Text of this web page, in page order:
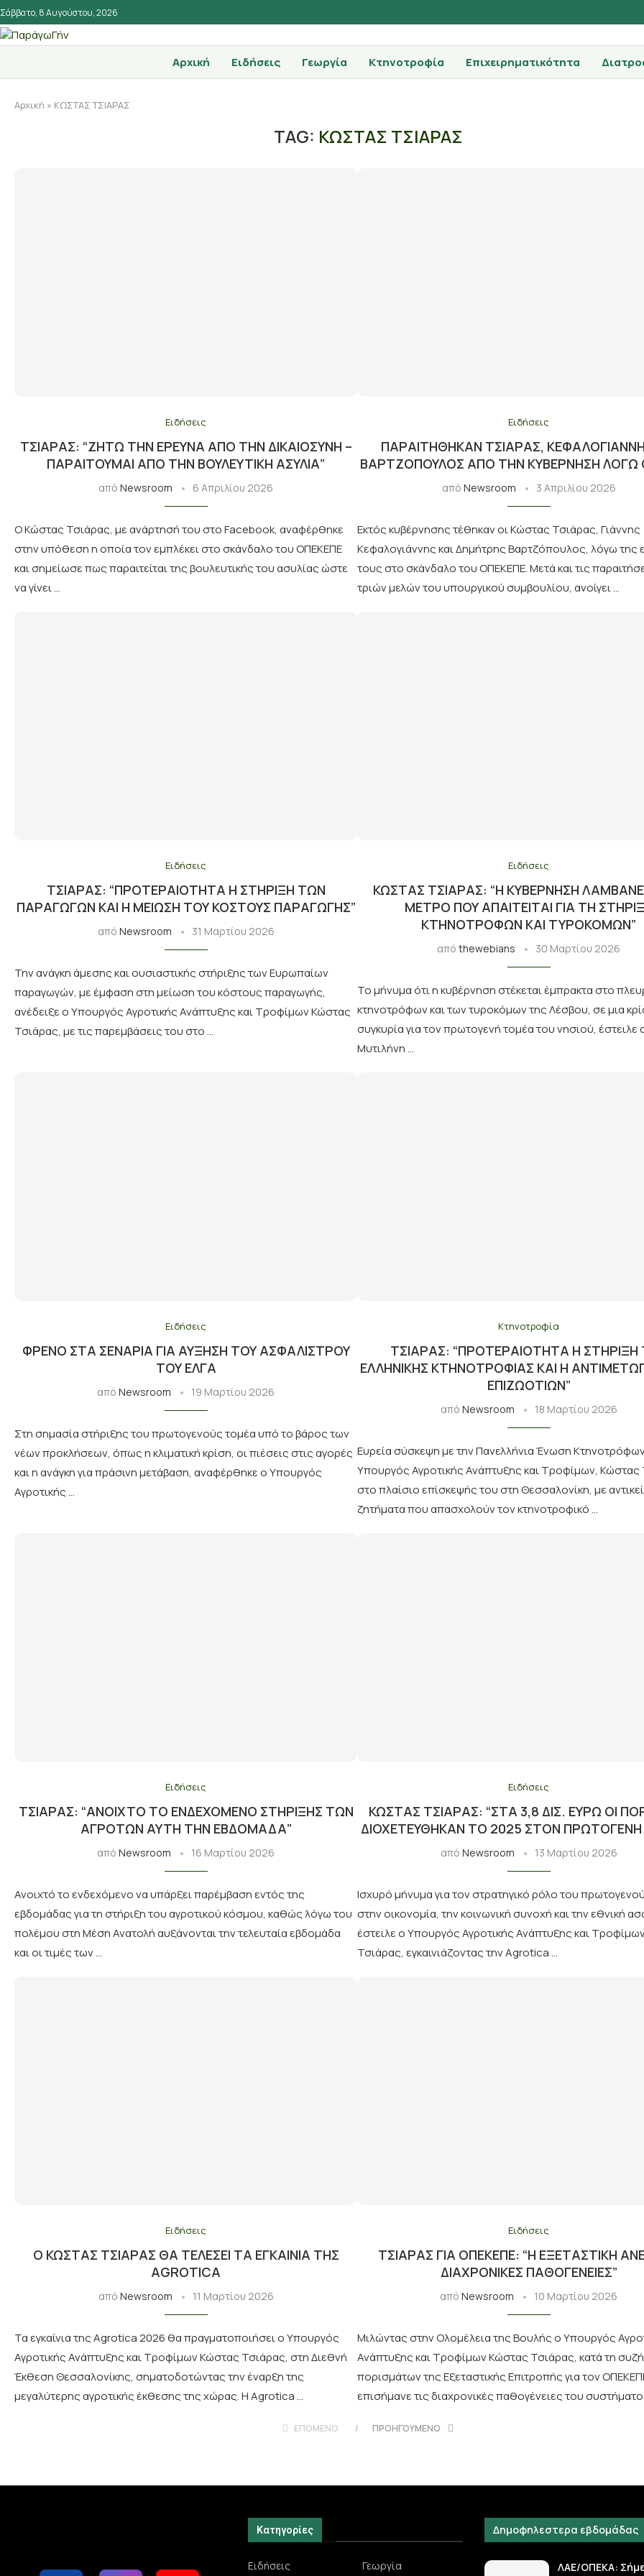
Σάββατο, 8 Αυγούστου, 2026
Αρχική Ειδήσεις Γεωργία Κτηνοτροφία Επιχειρηματικότητα
Αρχική » ΚΩΣΤΑΣ ΤΣΙΑΡΑΣ
TAG: ΚΩΣΤΑΣ ΤΣΙΑΡΑΣ
Ειδήσεις
ΤΣΙΆΡΑΣ: “ΖΗΤΏ ΤΗΝ ΈΡΕΥΝΑ ΑΠΌ ΤΗΝ ΔΙΚΑΙΟΣΎΝΗ –
ΠΑΡΑΙΤΟΎΜΑΙ ΑΠΌ ΤΗΝ ΒΟΥΛΕΥΤΙΚΉ ΑΣΥΛΊΑ”
από Newsroom 6 Απριλίου 2026
Ο Κώστας Τσιάρας, με ανάρτησή του στο Facebook, αναφέρθηκε
στην υπόθεση η οποία τον εμπλέκει στο σκάνδαλο του ΟΠΕΚΕΠΕ
και σημείωσε πως παραιτείται της βουλευτικής του ασυλίας ώστε
να γίνει …
Ειδήσεις
ΠΑΡΑΙΤΉΘΗΚΑΝ ΤΣΙΆΡΑΣ,
ΒΑΡΤΖΌΠΟΥΛΟΣ ΑΠΌ ΤΗΝ ΚΥΒΈΡΝΗΣΗ ΛΌΓΩ
από Newsroom 3 Απριλίου 2026
Εκτός κυβέρνησης τέθηκαν οι Κώστας Τσιάρας, Γιάννης
Κεφαλογιάννης και Δημήτρης Βαρτζόπουλος, λόγω της
τους στο σκάνδαλο του ΟΠΕΚΕΠΕ. Μετά και τις
τριών μελών του υπουργικού συμβουλίου, ανοίγει …
Ειδήσεις
ΤΣΙΆΡΑΣ: “ΠΡΟΤΕΡΑΙΌΤΗΤΑ Η ΣΤΉΡΙΞΗ ΤΩΝ
ΠΑΡΑΓΩΓΏΝ ΚΑΙ Η ΜΕΊΩΣΗ ΤΟΥ ΚΌΣΤΟΥΣ ΠΑΡΑΓΩΓΉΣ”
από Newsroom 31 Μαρτίου 2026
Την ανάγκη άμεσης και ουσιαστικής στήριξης των Ευρωπαίων
παραγωγών, με έμφαση στη μείωση του κόστους παραγωγής,
ανέδειξε ο Υπουργός Αγροτικής Ανάπτυξης και Τροφίμων Κώστας
Τσιάρας, με τις παρεμβάσεις του στο …
Ειδήσεις
ΚΏΣΤΑΣ ΤΣΙΆΡΑΣ: “Η ΚΥΒΈΡΝΗΣΗ
ΜΈΤΡΟ ΠΟΥ ΑΠΑΙΤΕΊΤΑΙ ΓΙΑ ΤΗ
ΚΤΗΝΟΤΡΌΦΩΝ ΚΑΙ ΤΥΡΟΚΌΜΩΝ”
από thewebians 30 Μαρτίου 2026
Το μήνυμα ότι η κυβέρνηση στέκεται έμπρακτα στο
κτηνοτρόφων και των τυροκόμων της Λέσβου, σε μια
συγκυρία για τον πρωτογενή τομέα του νησιού, έστειλε
Μυτιλήνη …
Ειδήσεις
ΦΡΈΝΟ ΣΤΑ ΣΕΝΆΡΙΑ ΓΙΑ ΑΎΞΗΣΗ ΤΟΥ ΑΣΦΆΛΙΣΤΡΟΥ
ΤΟΥ ΕΛΓΑ
από Newsroom 19 Μαρτίου 2026
Στη σημασία στήριξης του πρωτογενούς τομέα υπό το βάρος των
νέων προκλήσεων, όπως η κλιματική κρίση, οι πιέσεις στις αγορές
και η ανάγκη για πράσινη μετάβαση, αναφέρθηκε ο Υπουργός
Αγροτικής …
Κτηνοτροφία
ΤΣΙΆΡΑΣ: “ΠΡΟΤΕΡΑΙΌΤΗΤΑ Η ΣΤΉΡΙΞΗ
ΕΛΛΗΝΙΚΉΣ ΚΤΗΝΟΤΡΟΦΊΑΣ ΚΑΙ Η
ΕΠΙΖΩΟΤΙΏΝ”
από Newsroom 18 Μαρτίου 2026
Ευρεία σύσκεψη με την Πανελλήνια Ένωση
Υπουργός Αγροτικής Ανάπτυξης και Τροφίμων, Κώστας
στο πλαίσιο επίσκεψής του στη Θεσσαλονίκη, με
ζητήματα που απασχολούν τον κτηνοτροφικό …
Ειδήσεις
ΤΣΙΆΡΑΣ: “ΑΝΟΙΧΤΌ ΤΟ ΕΝΔΕΧΌΜΕΝΟ ΣΤΉΡΙΞΗΣ ΤΩΝ
ΑΓΡΟΤΏΝ ΑΥΤΉ ΤΗΝ ΕΒΔΟΜΆΔΑ”
από Newsroom 16 Μαρτίου 2026
Ανοιχτό το ενδεχόμενο να υπάρξει παρέμβαση εντός της
εβδομάδας για τη στήριξη του αγροτικού κόσμου, καθώς λόγω του
πολέμου στη Μέση Ανατολή αυξάνονται την τελευταία εβδομάδα
και οι τιμές των …
Ειδήσεις
ΚΏΣΤΑΣ ΤΣΙΆΡΑΣ: “ΣΤΑ 3,8 ΔΙΣ. ΕΥΡΏ ΟΙ
ΔΙΟΧΕΤΕΎΘΗΚΑΝ ΤΟ 2025 ΣΤΟΝ
από Newsroom 13 Μαρτίου 2026
Ισχυρό μήνυμα για τον στρατηγικό ρόλο του
στην οικονομία, την κοινωνική συνοχή και την εθνική
έστειλε ο Υπουργός Αγροτικής Ανάπτυξης και
Τσιάρας, εγκαινιάζοντας την Agrotica …
Ειδήσεις
Ο ΚΏΣΤΑΣ ΤΣΙΆΡΑΣ ΘΑ ΤΕΛΈΣΕΙ ΤΑ ΕΓΚΑΊΝΙΑ ΤΗΣ
AGROTICA
από Newsroom 11 Μαρτίου 2026
Τα εγκαίνια της Agrotica 2026 θα πραγματοποιήσει ο Υπουργός
Αγροτικής Ανάπτυξης και Τροφίμων Κώστας Τσιάρας, στη Διεθνή
Έκθεση Θεσσαλονίκης, σηματοδοτώντας την έναρξη της
μεγαλύτερης αγροτικής έκθεσης της χώρας. Η Agrotica …
Ειδήσεις
ΤΣΙΆΡΑΣ ΓΙΑ ΟΠΕΚΕΠΕ: “Η ΕΞΕΤΑΣΤΙΚΉ
ΔΙΑΧΡΟΝΙΚΈΣ ΠΑΘΟΓΈΝΕΙΕΣ”
από Newsroom 10 Μαρτίου 2026
Μιλώντας στην Ολομέλεια της Βουλής ο Υπουργός
Ανάπτυξης και Τροφίμων Κώστας Τσιάρας, κατά τη
πορισμάτων της Εξεταστικής Επιτροπής για τον
επισήμανε τις διαχρονικές παθογένειες του
ΕΠΌΜΕΝΟ ΠΡΟΗΓΟΎΜΕΝΟ
Κατηγορίες
Ειδήσεις Γεωργία
Δημοφηλεστερα εβδομάδας
ΛΑΕ/ΟΠΕΚΑ: